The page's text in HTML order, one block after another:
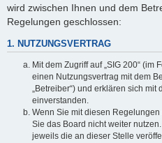
wird zwischen Ihnen und dem
Regelungen geschlossen:
1. NUTZUNGSVERTRAG
Mit dem Zugriff auf „SIG 200“ (im
einen Nutzungsvertrag mit dem
„Betreiber“) und erklären sich
einverstanden.
Wenn Sie mit diesen
Sie das Board nicht weiter
jeweils die an dieser Stelle